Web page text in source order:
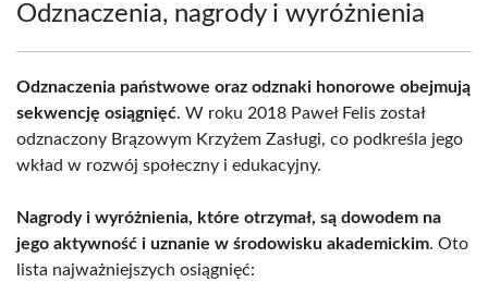
Odznaczenia, nagrody i wyróżnienia
Odznaczenia państwowe oraz odznaki honorowe obejmują
sekwencję osiągnięć. W roku 2018 Paweł Felis został
odznaczony Brązowym Krzyżem Zasługi, co podkreśla jego
wkład w rozwój społeczny i edukacyjny.
Nagrody i wyróżnienia, które otrzymał, są dowodem na
jego aktywność i uznanie w środowisku akademickim. Oto
lista najważniejszych osiągnięć: